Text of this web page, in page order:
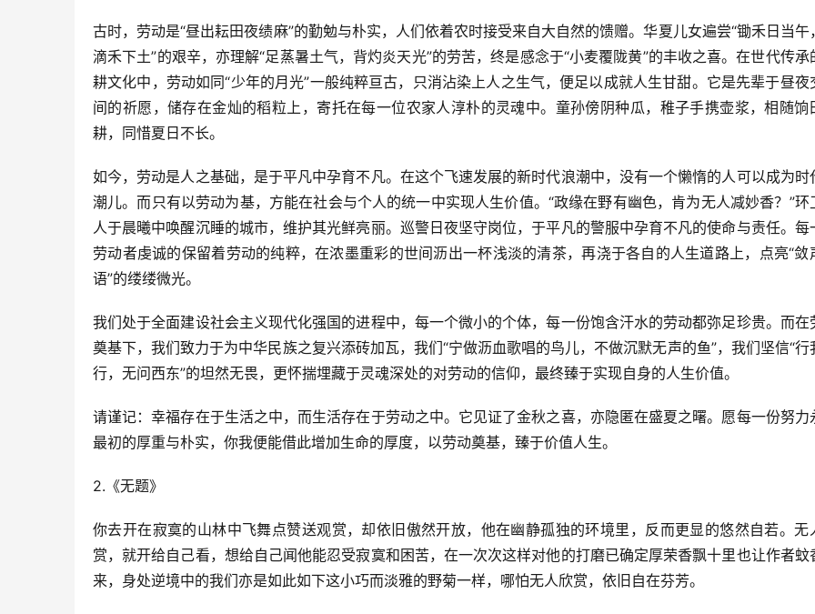
古时，劳动是“昼出耘田夜绩麻”的勤勉与朴实，人们依着农时接受来自大自然的馈赠。华夏儿女遍尝“锄禾日当午
滴禾下土”的艰辛，亦理解“足蒸暑土气，背灼炎天光”的劳苦，终是感念于“小麦覆陇黄”的丰收之喜。在世代传承
耕文化中，劳动如同“少年的月光”一般纯粹亘古，只消沾染上人之生气，便足以成就人生甘甜。它是先辈于昼夜
间的祈愿，储存在金灿的稻粒上，寄托在每一位农家人淳朴的灵魂中。童孙傍阴种瓜，稚子手携壶浆，相随饷
耕，同惜夏日不长。
如今，劳动是人之基础，是于平凡中孕育不凡。在这个飞速发展的新时代浪潮中，没有一个懒惰的人可以成为时
潮儿。而只有以劳动为基，方能在社会与个人的统一中实现人生价值。“政缘在野有幽色，肯为无人减妙香？”环
人于晨曦中唤醒沉睡的城市，维护其光鲜亮丽。巡警日夜坚守岗位，于平凡的警服中孕育不凡的使命与责任。每
劳动者虔诚的保留着劳动的纯粹，在浓墨重彩的世间沥出一杯浅淡的清茶，再浇于各自的人生道路上，点亮“敛
语”的缕缕微光。
我们处于全面建设社会主义现代化强国的进程中，每一个微小的个体，每一份饱含汗水的劳动都弥足珍贵。而在
奠基下，我们致力于为中华民族之复兴添砖加瓦，我们“宁做沥血歌唱的鸟儿，不做沉默无声的鱼”，我们坚信“行
行，无问西东”的坦然无畏，更怀揣埋藏于灵魂深处的对劳动的信仰，最终臻于实现自身的人生价值。
请谨记：幸福存在于生活之中，而生活存在于劳动之中。它见证了金秋之喜，亦隐匿在盛夏之曙。愿每一份努力
最初的厚重与朴实，你我便能借此增加生命的厚度，以劳动奠基，臻于价值人生。
2.《无题》
你去开在寂寞的山林中飞舞点赞送观赏，却依旧傲然开放，他在幽静孤独的环境里，反而更显的悠然自若。无
赏，就开给自己看，想给自己闻他能忍受寂寞和困苦，在一次次这样对他的打磨已确定厚荣香飘十里也让作者蚊
来，身处逆境中的我们亦是如此如下这小巧而淡雅的野菊一样，哪怕无人欣赏，依旧自在芬芳。